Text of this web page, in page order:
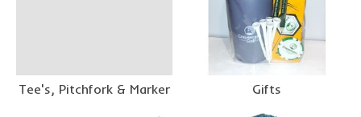
Tee's, Pitchfork & Marker Gifts